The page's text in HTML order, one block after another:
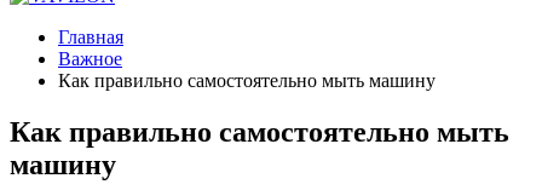
Главная
Важное
Как правильно самостоятельно мыть машину
Как правильно самостоятельно мыть
машину